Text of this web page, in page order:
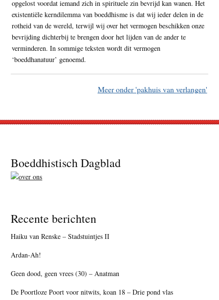
opgelost voordat iemand zich in spirituele zin bevrijd kan wanen. Het
existentiële kerndilemma van boeddhisme is dat wij ieder delen in de
rotheid van de wereld, terwijl wij over het vermogen beschikken onze
bevrijding dichterbij te brengen door het lijden van de ander te
verminderen. In sommige teksten wordt dit vermogen
‘boeddhanatuur’ genoemd.
Meer onder 'pakhuis van verlangen'
Footer
Boeddhistisch Dagblad
Recente berichten
Haiku van Renske – Stadstuintjes II
Ardan-Ah!
Geen dood, geen vrees (30) – Anatman
De Poortloze Poort voor nitwits, koan 18 – Drie pond vlas